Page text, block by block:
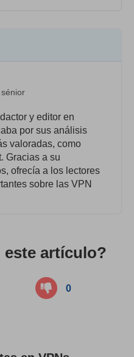
y editor en
por sus análisis
valoradas, como
Gracias a su
ofrecía a los lectores
sobre las VPN
artículo?
0